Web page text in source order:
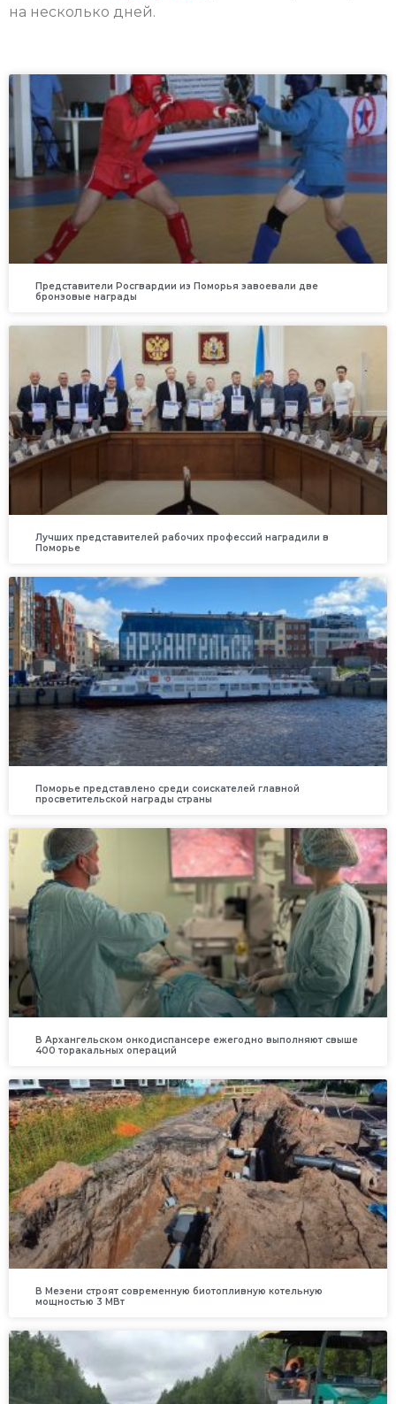
на несколько дней.
Представители Росгвардии из Поморья завоевали две
бронзовые награды
Лучших представителей рабочих профессий наградили в
Поморье
Поморье представлено среди соискателей главной
просветительской награды страны
В Архангельском онкодиспансере ежегодно выполняют свыше
400 торакальных операций
В Мезени строят современную биотопливную котельную
мощностью 3 МВт